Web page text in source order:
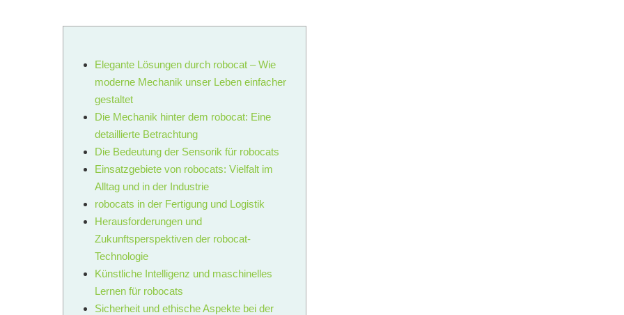
Elegante Lösungen durch robocat – Wie
moderne Mechanik unser Leben einfacher
gestaltet
Die Mechanik hinter dem robocat: Eine
detaillierte Betrachtung
Die Bedeutung der Sensorik für robocats
Einsatzgebiete von robocats: Vielfalt im
Alltag und in der Industrie
robocats in der Fertigung und Logistik
Herausforderungen und
Zukunftsperspektiven der robocat-
Technologie
Künstliche Intelligenz und maschinelles
Lernen für robocats
Sicherheit und ethische Aspekte bei der